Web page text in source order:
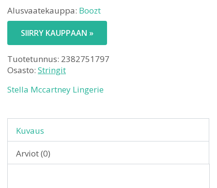
Alusvaatekauppa: Boozt
SIIRRY KAUPPAAN »
Tuotetunnus: 2382751797
Osasto: Stringit
Stella Mccartney Lingerie
Kuvaus
Arviot (0)